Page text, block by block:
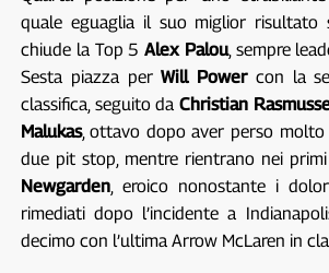
quale eguaglia il suo miglior risultato
chiude la Top 5Alex Palou, sempre
Sesta piazza perWill Powercon la
classifica, seguito daChristian
Malukas, ottavo dopo aver perso
due pit stop, mentre rientrano nei
Newgarden, eroico nonostante i
rimediati dopo l’incidente a
decimo con l’ultima Arrow McLaren in